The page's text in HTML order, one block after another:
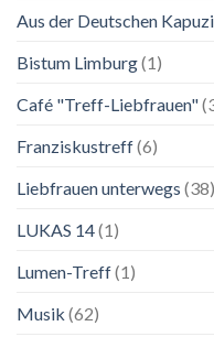
Aus der Deutschen
Bistum Limburg(1)
Café "Treff-Liebfrauen"
Franziskustreff(6)
Liebfrauen unterwegs (38)
LUKAS 14(1)
Lumen-Treff(1)
Musik (62)